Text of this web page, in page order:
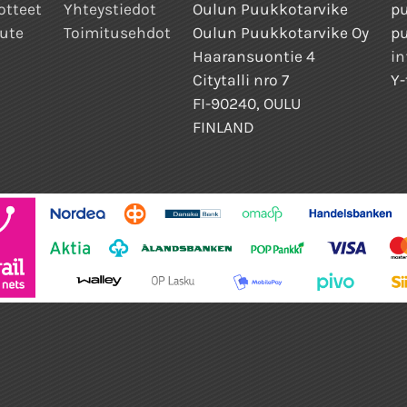
Yhteystiedot
Toimitusehdot
Oulun Puukkotarvike
Oulun Puukkotarvike Oy
Haaransuontie 4
Citytalli nro 7
FI-90240, OULU
FINLAND